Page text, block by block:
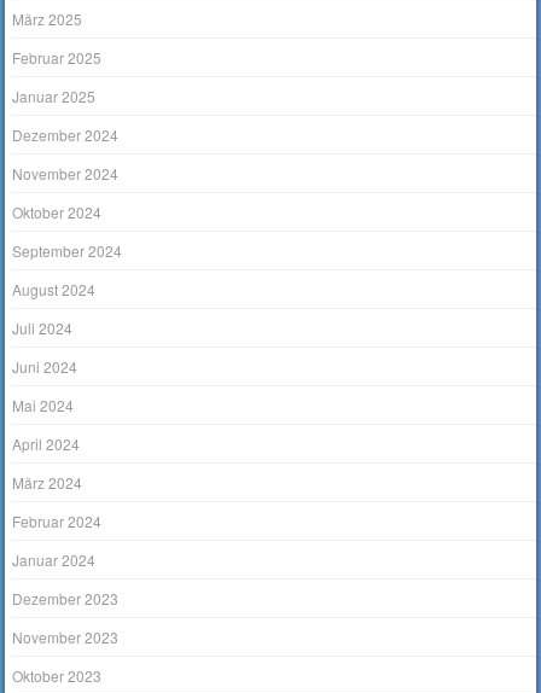
März 2025
Februar 2025
Januar 2025
Dezember 2024
November 2024
Oktober 2024
September 2024
August 2024
Juli 2024
Juni 2024
Mai 2024
April 2024
März 2024
Februar 2024
Januar 2024
Dezember 2023
November 2023
Oktober 2023